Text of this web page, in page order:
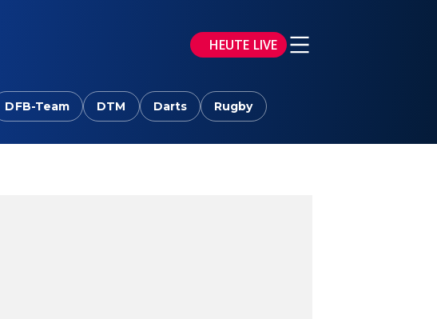
HEUTE LIVE
DFB-Team DTM Darts Rugby